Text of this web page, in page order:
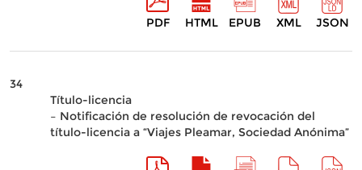
PDF HTML EPUB XML JSON
34
Título-licencia
– Notificación de resolución de revocación del
título-licencia a “Viajes Pleamar, Sociedad Anónima”